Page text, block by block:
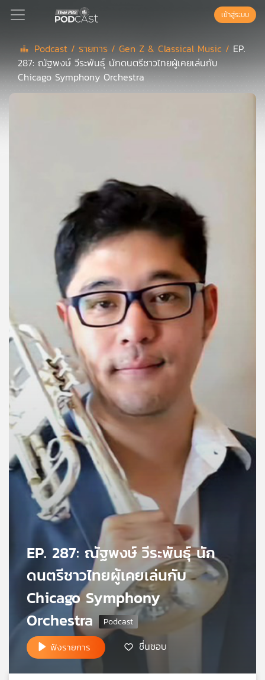
Podcast
บทความ
และ
กิจกรรม
เกี่ยว
เอส
เข้าสู่ระบบ
Podcast / รายการ /Gen Z & Classical Music / EP.
287: ณัฐพงษ์ วีระพันธุ์ นักดนตรีชาวไทยผู้เคยเล่นกับ
Chicago Symphony Orchestra
EP. 287: ณัฐพงษ์ วีระพันธุ์ นัก
ดนตรีชาวไทยผู้เคยเล่นกับ
Chicago Symphony
Orchestra
ฟังรายการ ชื่นชอบ